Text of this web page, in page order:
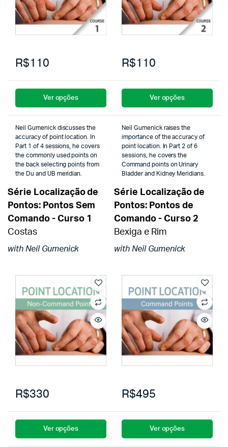
R$110
Ver opções
Neil Gumenick discusses the
accuracy of point location. In
Part 1 of 4 sessions, he covers
the commonly used points on
the back selecting points from
the Du and UB meridian.
Série Localização de
Pontos: Pontos Sem
Comando - Curso 1
Costas
with Neil Gumenick
R$110
Ver opções
Neil Gumenick raises the
importance of the accuracy of
point location. In Part 2 of 6
sessions, he covers the
Command points on Urinary
Bladder and Kidney Meridians.
Série Localização de
Pontos: Pontos de
Comando - Curso 2
Bexiga e Rim
with Neil Gumenick
R$330
Ver opções
R$495
Ver opções